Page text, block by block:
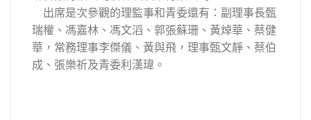
出席是次參觀的理監事和青委還有：副理事長甄
瑞權、馮嘉林、馮文滔、郭張蘇珊、黃焯華、蔡健
華，常務理事李傑儀、黃與飛，理事甄文靜、蔡伯
成、張樂祈及青委利漢瑋。